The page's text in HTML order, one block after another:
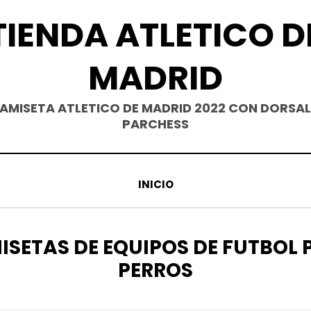
ATLETICO
MADRID
ATLETICO DE MADRID 2022 CON
PARCHESS
INICIO
DE EQUIPOS DE FUTBOL
PERROS